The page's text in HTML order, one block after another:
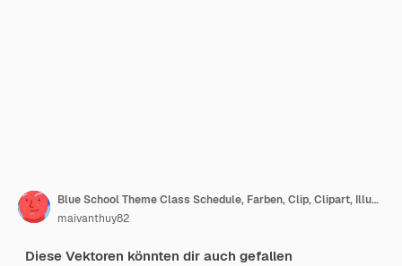
Blue School Theme Class Schedule, Farben, Clip, Clipart, Illustration, Grafik
maivanthuy82
Diese Vektoren könnten dir auch gefallen